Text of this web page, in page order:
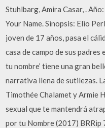
Stuhlbarg, Amira Casar, .
Your Name. Sinopsis: Elio
joven de 17 años, pasa el
casa de campo de sus
tu nombre’ tiene una gran
narrativa llena de sutilezas.
Timothée Chalamet y Armie
sexual que te mantendrá
por tu Nombre (2017) BRRip